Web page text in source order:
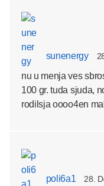
sunenergy
nu u menja ves
100 gr. tuda sjuda,
rodilsja oooo4en
poli6a1 28.